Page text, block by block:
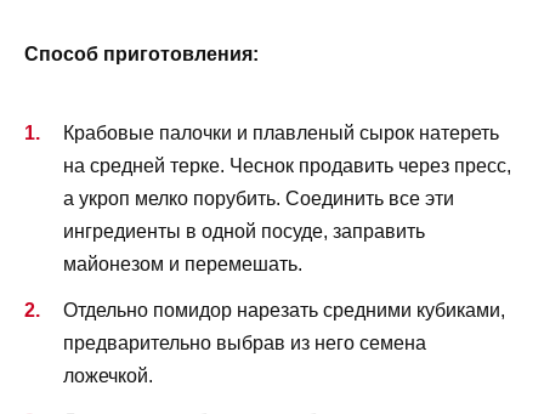
Способ приготовления:
Крабовые палочки и плавленый сырок натереть
на средней терке. Чеснок продавить через пресс,
а укроп мелко порубить. Соединить все эти
ингредиенты в одной посуде, заправить
майонезом и перемешать.
Отдельно помидор нарезать средними кубиками,
предварительно выбрав из него семена
ложечкой.